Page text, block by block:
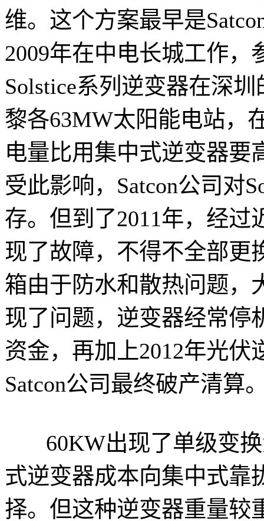
维。这个方案最早是
2009年在中电长城工作，
Solstice系列逆变器在深
黎各63MW太阳能电站，
电量比用集中式逆变器要
受此影响，Satcon公司对
存。但到了2011年，经
现了故障，不得不全部更
箱由于防水和散热问题，
现了问题，逆变器经常停
资金，再加上2012年光
Satcon公司最终破产清算
60KW出现了单级变换
式逆变器成本向集中式靠
择。但这种逆变器重量较